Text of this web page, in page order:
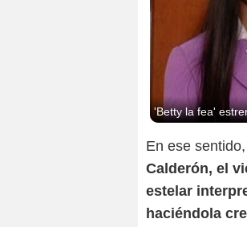
'Betty la fea'
En ese
Calderón, el
estelar
haciéndola